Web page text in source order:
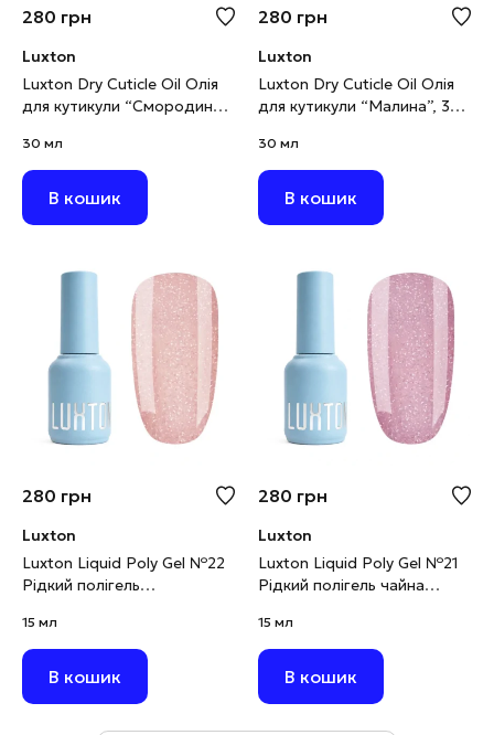
280 грн
Luxton
Luxton Dry Cuticle Oil Олія
для кутикули “Смородина”,
30 мл
В кошик
280 грн
Luxton
Luxton Dry Cuticle Oil Олія
для кутикули “Малина”, 30
30 мл
В кошик
280 грн
Luxton
Luxton Liquid Poly Gel №22
Рідкий полігель
світловідбивний, 15 мл
15 мл
В кошик
280 грн
Luxton
Luxton Liquid Poly Gel №21
Рідкий полігель чайна
15 мл
15 мл
В кошик